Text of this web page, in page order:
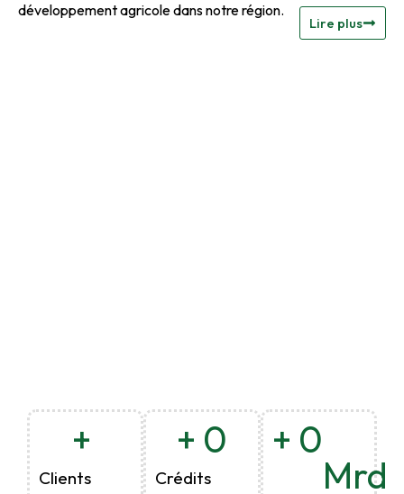
développement agricole dans notre région.
Lire plus
Clients
+
Crédits
+ 0 + 0
Mrd